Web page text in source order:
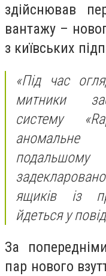
здійснював
вантажу –
з київських
«Під час
митники
систему
ящиків із
йдеться у
За
пар нового